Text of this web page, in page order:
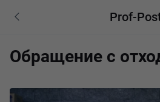
Prof-
Обращение с